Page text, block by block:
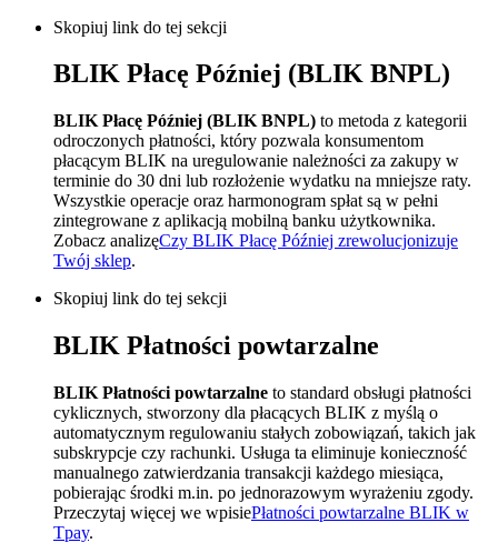
Skopiuj link do tej sekcji
BLIK Płacę Później (BLIK BNPL)
BLIK Płacę Później (BLIK BNPL) to metoda z kategorii
odroczonych płatności, który pozwala konsumentom
płacącym BLIK na uregulowanie należności za zakupy w
terminie do 30 dni lub rozłożenie wydatku na mniejsze raty.
Wszystkie operacje oraz harmonogram spłat są w pełni
zintegrowane z aplikacją mobilną banku użytkownika.
Zobacz analizęCzy BLIK Płacę Później zrewolucjonizuje
Twój sklep.
Skopiuj link do tej sekcji
BLIK Płatności powtarzalne
BLIK Płatności powtarzalne to standard obsługi płatności
cyklicznych, stworzony dla płacących BLIK z myślą o
automatycznym regulowaniu stałych zobowiązań, takich jak
subskrypcje czy rachunki. Usługa ta eliminuje konieczność
manualnego zatwierdzania transakcji każdego miesiąca,
pobierając środki m.in. po jednorazowym wyrażeniu zgody.
Przeczytaj więcej we wpisiePłatności powtarzalne BLIK w
Tpay.